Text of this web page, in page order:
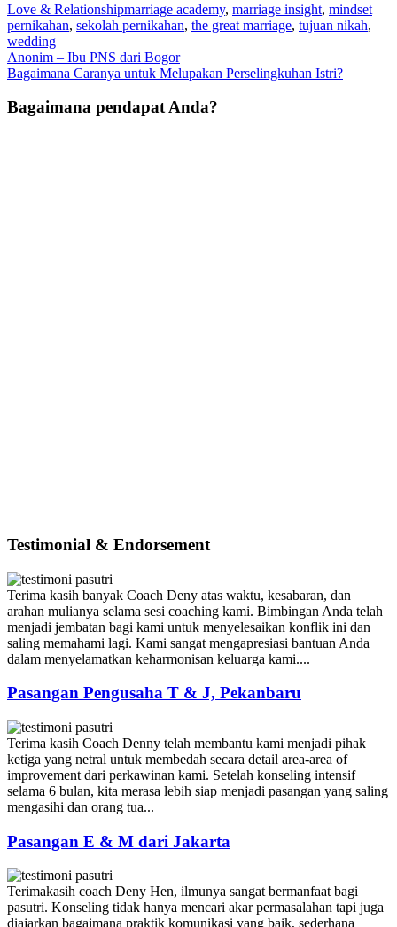
Love & Relationshipmarriage academy, marriage insight, mindset
pernikahan, sekolah pernikahan, the great marriage, tujuan nikah,
wedding
Post
navigation
Anonim – Ibu PNS dari Bogor
Bagaimana Caranya untuk Melupakan Perselingkuhan Istri?
Bagaimana pendapat Anda?
Testimonial & Endorsement
Terima kasih banyak Coach Deny atas waktu, kesabaran, dan
arahan mulianya selama sesi coaching kami. Bimbingan Anda telah
menjadi jembatan bagi kami untuk menyelesaikan konflik ini dan
saling memahami lagi. Kami sangat mengapresiasi bantuan Anda
dalam menyelamatkan keharmonisan keluarga kami....
Pasangan Pengusaha T & J, Pekanbaru
Terima kasih Coach Denny telah membantu kami menjadi pihak
ketiga yang netral untuk membedah secara detail area-area of
improvement dari perkawinan kami. Setelah konseling intensif
selama 6 bulan, kita merasa lebih siap menjadi pasangan yang saling
mengasihi dan orang tua...
Pasangan E & M dari Jakarta
Terimakasih coach Deny Hen, ilmunya sangat bermanfaat bagi
pasutri. Konseling tidak hanya mencari akar permasalahan tapi juga
diajarkan bagaimana praktik komunikasi yang baik, sederhana